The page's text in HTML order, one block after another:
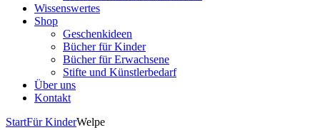
Wissenswertes
Shop
Geschenkideen
Bücher für Kinder
Bücher für Erwachsene
Stifte und Künstlerbedarf
Über uns
Kontakt
StartFür KinderWelpe